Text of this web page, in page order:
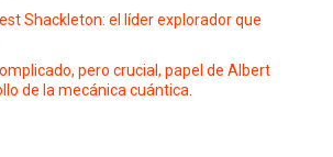
Shackleton: el líder explorador que
pero crucial, papel de Albert
de la mecánica cuántica.